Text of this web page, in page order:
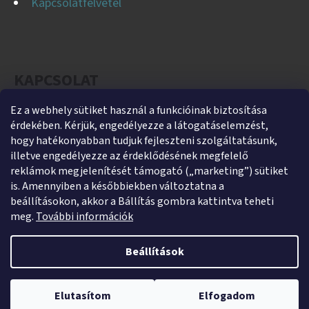
Ez a webhely sütiket használ a funkcióinak biztosítása
érdekében. Kérjük, engedélyezze a látogatáselemzést,
hogy hatékonyabban tudjuk fejleszteni szolgáltatásunk,
illetve engedélyezze az érdeklődésének megfelelő
reklámok megjelenítését támogató („marketing”) sütiket
is. Amennyiben a későbbiekben változtatna a
beállításokon, akkor a Bállítás gombra kattintva teheti
meg. További információk
Beállítások
Elutasítom Elfogadom
Webshopunk jelenleg zárva tart. Rendelés leadása lehetséges,
kizárólag utánvétes fizetéssel. A megrendeléseket 2026. január 5–9.
helti@helti.hu
+3679450894
+36305454854
https://www.facebook.com/heltikft
helti_kft
Shoptet készítette
Copyright 2026HeltiShop. Minden jog fenntartva.Süti